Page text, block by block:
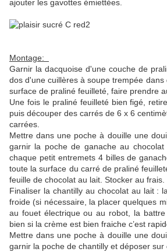
ajouter les gavottes émiettées.
Montage:
Garnir la dacquoise d'une couche de
dos d'une cuillères à soupe trempée dans
surface de praliné feuilleté, faire prendre
Une fois le praliné feuilleté bien figé,
puis découper des carrés de 6 x 6
carrées.
Mettre dans une poche à douille une
garnir la poche de ganache au
chaque petit entremets 4 billes de
toute la surface du carré de praliné
feuille de chocolat au lait. Stocker au frais.
Finaliser la chantilly au chocolat au lait :
froide (si nécessaire, la placer quelques
au fouet électrique ou au robot, la battre
bien si la crème est bien fraiche c’est
Mettre dans une poche à douille une
garnir la poche de chantilly et déposer